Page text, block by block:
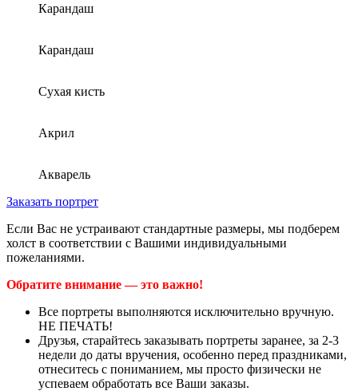
Карандаш
Карандаш
Сухая кисть
Акрил
Акварель
Заказать портрет
Если Вас не устраивают стандартные размеры, мы подберем
холст в соответствии с Вашими индивидуальными
пожеланиями.
Обратите внимание — это важно!
Все портреты выполняются исключительно вручную.
НЕ ПЕЧАТЬ!
Друзья, старайтесь заказывать портреты заранее, за 2-3
недели до даты вручения, особенно перед праздниками,
отнеситесь с пониманием, мы просто физически не
успеваем обработать все Ваши заказы.